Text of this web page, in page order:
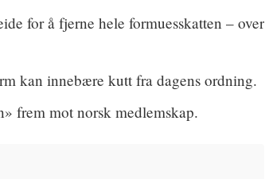
for å fjerne hele formuesskatten – over
kan innebære kutt fra dagens ordning.
frem mot norsk medlemskap.